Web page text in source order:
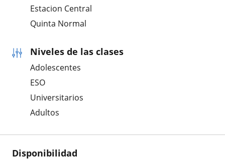
Estacion Central
Quinta Normal
Niveles de las clases
Adolescentes
ESO
Universitarios
Adultos
Disponibilidad